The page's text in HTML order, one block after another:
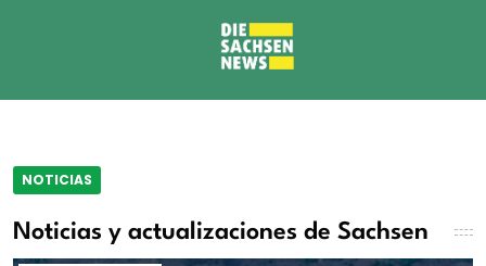
NOTICIAS
Noticias y actualizaciones de Sachsen